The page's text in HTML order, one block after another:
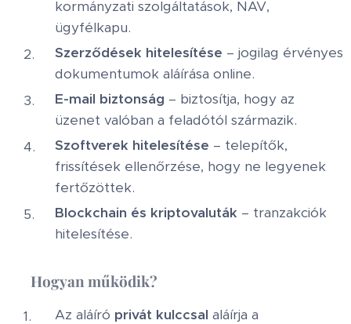
kormányzati szolgáltatások, NAV,
ügyfélkapu.
Szerződések hitelesítése – jogilag érvényes
dokumentumok aláírása online.
E-mail biztonság – biztosítja, hogy az
üzenet valóban a feladótól származik.
Szoftverek hitelesítése – telepítők,
frissítések ellenőrzése, hogy ne legyenek
fertőzöttek.
Blockchain és kriptovaluták – tranzakciók
hitelesítése.
Hogyan működik?
Az aláíró privát kulccsal aláírja a